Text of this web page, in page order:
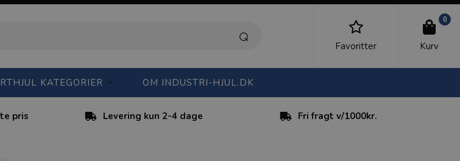
Favoritter
0
Kurv
KATEGORIER OM INDUSTRI-HJUL.DK
pris Levering kun 2-4 dage Fri fragt v/1000kr.